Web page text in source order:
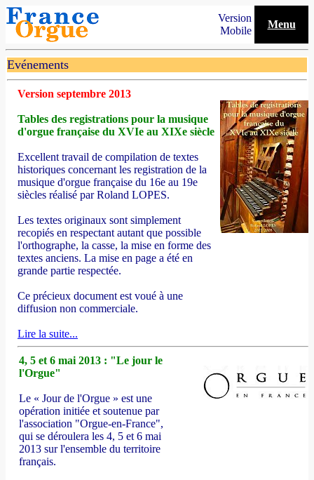
Version
Mobile
Menu
Evénements
Version septembre 2013
Tables des registrations pour la musique
d'orgue française du XVIe au XIXe siècle
Excellent travail de compilation de textes
historiques concernant les registration de la
musique d'orgue française du 16e au 19e
siècles réalisé par Roland LOPES.
Les textes originaux sont simplement
recopiés en respectant autant que possible
l'orthographe, la casse, la mise en forme des
textes anciens. La mise en page a été en
grande partie respectée.
Ce précieux document est voué à une
diffusion non commerciale.
Lire la suite...
4, 5 et 6 mai 2013 : "Le jour le
l'Orgue"
Le « Jour de l'Orgue » est une
opération initiée et soutenue par
l'association "Orgue-en-France",
qui se déroulera les 4, 5 et 6 mai
2013 sur l'ensemble du territoire
français.